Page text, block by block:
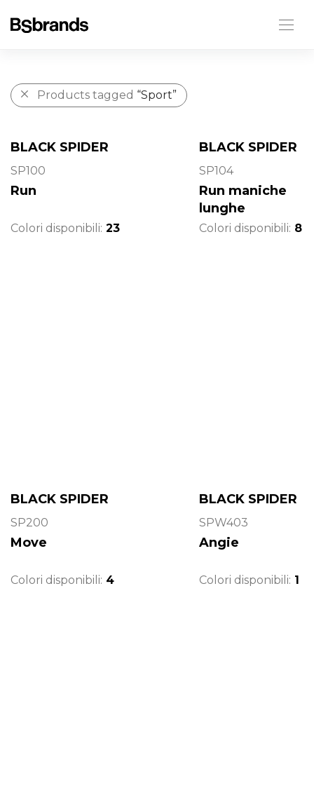
Products tagged “Sport”
BLACK SPIDER
SP100
Run
Colori disponibili: 23
BLACK SPIDER
SP104
Run maniche
lunghe
Colori disponibili: 8
BLACK SPIDER
SP200
Move
Colori disponibili: 4
BLACK SPIDER
SPW403
Angie
Colori disponibili: 1